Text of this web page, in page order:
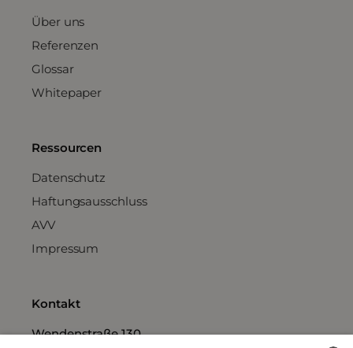
Über uns
Referenzen
Glossar
Whitepaper
Ressourcen
Datenschutz
Haftungsausschluss
AVV
Impressum
Kontakt
Wendenstraße 130